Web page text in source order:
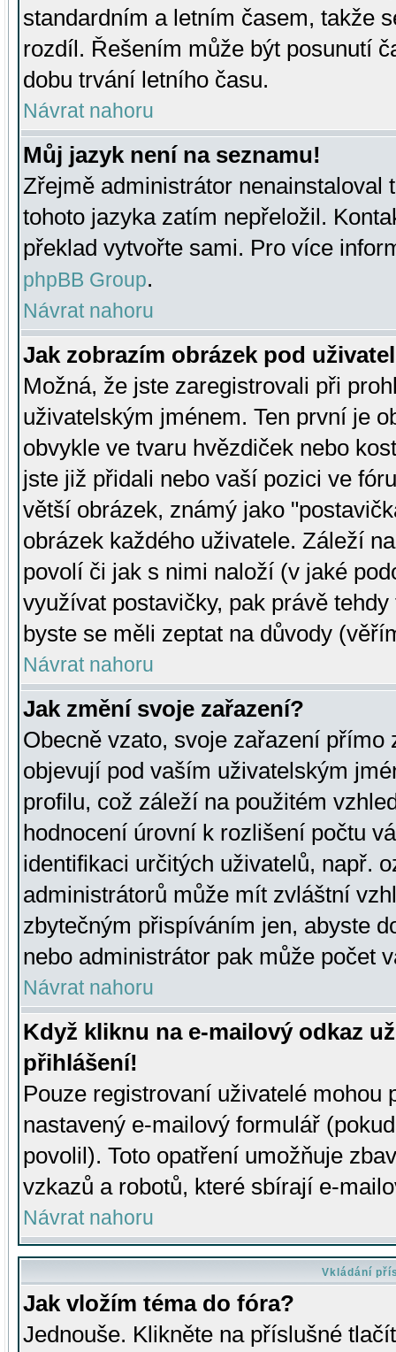
standardním a letním časem, takže
rozdíl. Řešením může být posunutí
dobu trvání letního času.
Návrat nahoru
Můj jazyk není na seznamu!
Zřejmě administrátor nenainstaloval
tohoto jazyka zatím nepřeložil.
překlad vytvořte sami. Pro více
phpBB Group.
Návrat nahoru
Jak zobrazím obrázek pod
Možná, že jste zaregistrovali při
uživatelským jménem. Ten první je
obvykle ve tvaru hvězdiček nebo
jste již přidali nebo vaší pozici ve
větší obrázek, známý jako
obrázek každého uživatele. Záleží
povolí či jak s nimi naloží (v jaké
využívat postavičky, pak právě
byste se měli zeptat na důvody
Návrat nahoru
Jak změní svoje zařazení?
Obecně vzato, svoje zařazení přímo
objevují pod vaším uživatelským
profilu, což záleží na použitém
hodnocení úrovní k rozlišení počtu
identifikaci určitých uživatelů, např.
administrátorů může mít zvláštní
zbytečným přispíváním jen, abyste
nebo administrátor pak může počet
Návrat nahoru
Když kliknu na e-mailový odkaz
přihlášení!
Pouze registrovaní uživatelé mohou
nastavený e-mailový formulář
povolil). Toto opatření umožňuje
vzkazů a robotů, které sbírají e-
Návrat nahoru
Vkládání
Jak vložím téma do fóra?
Jednouše. Klikněte na příslušné